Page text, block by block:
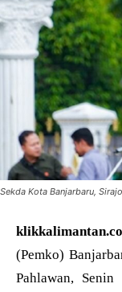
Sekda Kota Banjarbaru,
(Pemko)
Pahlawan,